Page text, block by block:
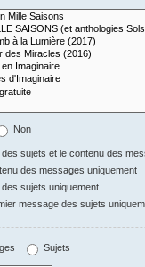
Non
des sujets et le contenu des
des messages uniquement
des sujets uniquement
message des sujets
Sujets